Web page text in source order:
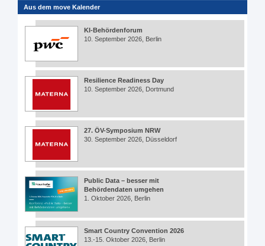
Aus dem move Kalender
KI-Behördenforum
10. September 2026, Berlin
Resilience Readiness Day
10. September 2026, Dortmund
27. ÖV-Symposium NRW
30. September 2026, Düsseldorf
Public Data – besser mit
Behördendaten umgehen
1. Oktober 2026, Berlin
Smart Country Convention 2026
13.-15. Oktober 2026, Berlin